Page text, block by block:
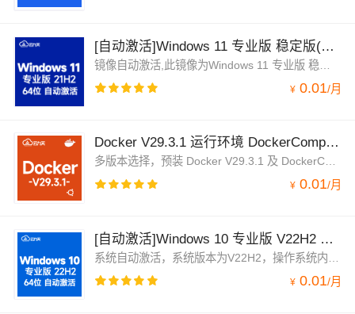
[自动激活]Windows 11 专业版 稳定版(2026年7月更新)中文64位 V21H2 win11
¥ 0.01/月
Docker V29.3.1 运行环境 DockerCompose v2.39 Ubuntu 24.04 LTS 64 位
多版本选择，预装 Docker V29.3.1 及 DockerCompose v2.39 运行环境 基于Ubuntu 24.04 LTS 64-bit，可通过云市场镜像一键部署，快速部署维护。允许实例简单、快速地扩展。
¥ 0.01/月
[自动激活]Windows 10 专业版 V22H2 稳定版(26年7月更新)中文64位 win10 版本号19045
¥ 0.01/月